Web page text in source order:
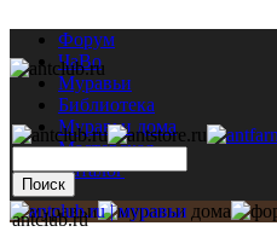
Форум
ЧаВо
Муравьи
Библиотека
Муравьи дома
Мастерская
Каталог
antclub.ru